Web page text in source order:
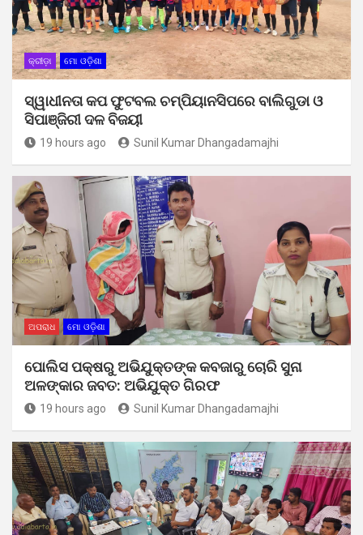
କ୍ରୀଡ଼ା ମୋ ଓଡ଼ିଶା
ସ୍ୱାଧୀନତା କପ ଫୁଟବଲ ଚମ୍ପିୟାନସିପରେ ବାଲିଗୁଡା ଓ
ସିପାଞ୍ଜିରୀ ଦଳ ବିଜୟୀ
19 hours ago Sunil Kumar Dhangadamajhi
ଅପରାଧ ମୋ ଓଡ଼ିଶା
ପୋଲିସ ପକ୍ଷରୁ ଅଭିଯୁକ୍ତଙ୍କ କବଜାରୁ ଚୋରି ସୁନା
ଅଳଙ୍କାର ଜବତ: ଅଭିଯୁକ୍ତ ଗିରଫ
19 hours ago Sunil Kumar Dhangadamajhi